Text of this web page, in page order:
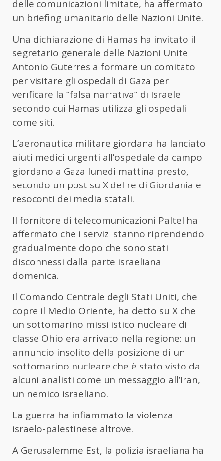
delle comunicazioni limitate, ha affermato
un briefing umanitario delle Nazioni Unite.
Una dichiarazione di Hamas ha invitato il
segretario generale delle Nazioni Unite
Antonio Guterres a formare un comitato
per visitare gli ospedali di Gaza per
verificare la “falsa narrativa” di Israele
secondo cui Hamas utilizza gli ospedali
come siti.
L’aeronautica militare giordana ha lanciato
aiuti medici urgenti all’ospedale da campo
giordano a Gaza lunedì mattina presto,
secondo un post su X del re di Giordania e
resoconti dei media statali.
Il fornitore di telecomunicazioni Paltel ha
affermato che i servizi stanno riprendendo
gradualmente dopo che sono stati
disconnessi dalla parte israeliana
domenica.
Il Comando Centrale degli Stati Uniti, che
copre il Medio Oriente, ha detto su X che
un sottomarino missilistico nucleare di
classe Ohio era arrivato nella regione: un
annuncio insolito della posizione di un
sottomarino nucleare che è stato visto da
alcuni analisti come un messaggio all’Iran,
un nemico israeliano.
La guerra ha infiammato la violenza
israelo-palestinese altrove.
A Gerusalemme Est, la polizia israeliana ha